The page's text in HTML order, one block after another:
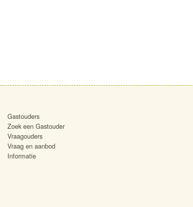
Gastouders
Zoek een Gastouder
Vraagouders
Vraag en aanbod
Informatie